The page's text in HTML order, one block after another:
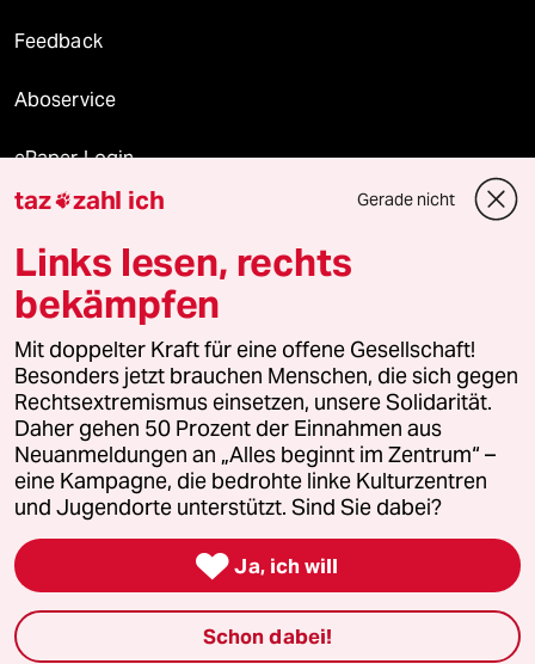
Feedback
Aboservice
ePaper Login
Downloads für Abonnierende
© 2026 taz Verlags und Vertriebs GmbH
Alle Rechte vorbehalten. Bei rechtlichen Fragen oder für Genehmigungen
wenden Sie sich bitte an lizenzen@taz.de
Feedback Redaktionsstatut Kommune-Richtlinien
Leitlinie Informant Datenschutz Impressum AGB
Seitenwende Einwilligungen widerrufen (Ads)
taz zahl ich Gerade nicht
Links lesen, rechts
bekämpfen
Mit doppelter Kraft für eine offene Gesellschaft!
Besonders jetzt brauchen Menschen, die sich gegen
Rechtsextremismus einsetzen, unsere Solidarität.
Daher gehen 50 Prozent der Einnahmen aus
Neuanmeldungen an „Alles beginnt im Zentrum“ –
eine Kampagne, die bedrohte linke Kulturzentren
und Jugendorte unterstützt. Sind Sie dabei?
 Ja, ich will
Schon dabei!